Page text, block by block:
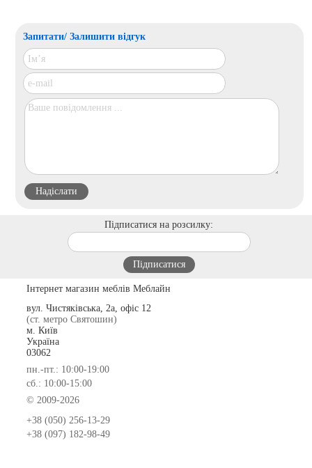
Запитати/ Залишити відгук
Підписатися на розсилку:
Інтернет магазин меблів Меблайн
вул. Чистяківська, 2а, офіс 12
(ст. метро Святошин)
м. Київ
Україна
03062
пн.-пт.: 10:00-19:00
сб.: 10:00-15:00
© 2009-2026
+38 (050) 256-13-29
+38 (097) 182-98-49